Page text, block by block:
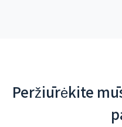
Peržiūrėkite